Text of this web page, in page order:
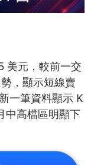
美元，較前一交
，顯示短線賣
一筆資料顯示 K
中高檔區明顯下